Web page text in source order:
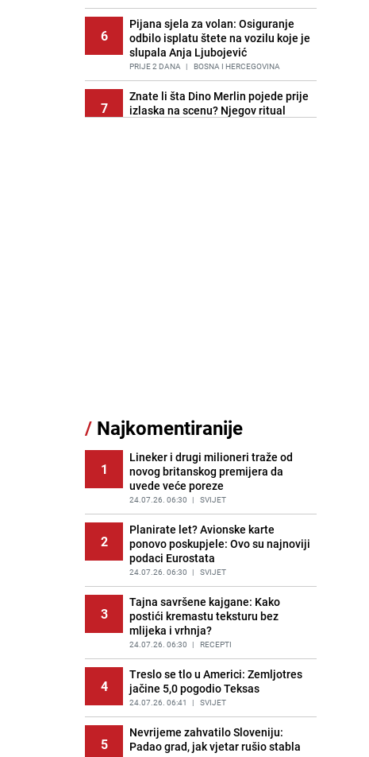
6
Pijana sjela za volan: Osiguranje
odbilo isplatu štete na vozilu koje je
slupala Anja Ljubojević
PRIJE 2 DANA | BOSNA I HERCEGOVINA
7
Znate li šta Dino Merlin pojede prije
izlaska na scenu? Njegov ritual
PRIJE 2 DANA RECEPTI
12
Tajna savršenog makedonskog
ajvara: Stari recept za kremast i
bogat okus
PRIJE 1 DAN | RECEPTI
13
Kako izgleda travnjak stadiona
Koševo nakon tri koncerta Dine
Merlina
PRIJE 2 DANA | FOTO
14
Njemačka istražuje slučaj
desetočlane porodice iz BiH:
Primaju 7.300 eura socijalne
pomoći mjesečno
PRIJE OKO 2H | SVIJET
15
Ogromna potrošnja vode u dijelu
BiH: Inspektori krenuli u kontrole,
slijede kazne
PRIJE 2 DANA | BOSNA I HERCEGOVINA
/ Najkomentiranije
1
Lineker i drugi milioneri traže od
novog britanskog premijera da
uvede veće poreze
24.07.26. 06:30 | SVIJET
2
Planirate let? Avionske karte
ponovo poskupjele: Ovo su najnoviji
podaci Eurostata
24.07.26. 06:30 | SVIJET
3
Tajna savršene kajgane: Kako
postići kremastu teksturu bez
mlijeka i vrhnja?
24.07.26. 06:30 | RECEPTI
4
Treslo se tlo u Americi: Zemljotres
jačine 5,0 pogodio Teksas
24.07.26. 06:41 | SVIJET
5
Nevrijeme zahvatilo Sloveniju:
Padao grad, jak vjetar rušio stabla